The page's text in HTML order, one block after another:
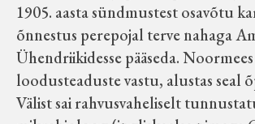
1905. aasta sündmustest osavõtu
õnnestus perepojal terve nahaga
Ühendriikidesse pääseda.
loodusteaduste vastu, alustas seal
Välist sai rahvusvaheliselt